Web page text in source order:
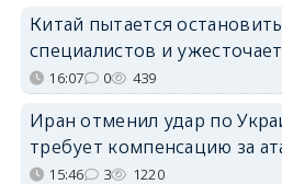
Китай пытается
специалистов и
16:07 0 439
Иран отменил удар по
требует компенсацию за
15:46 3 1220